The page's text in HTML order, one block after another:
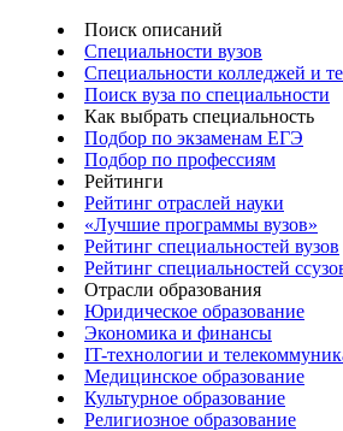
Поиск описаний
Специальности вузов
Специальности колледжей и
Поиск вуза по специальности
Как выбрать специальность
Подбор по экзаменам ЕГЭ
Подбор по профессиям
Рейтинги
Рейтинг отраслей науки
«Лучшие программы вузов»
Рейтинг специальностей вузов
Рейтинг специальностей
Отрасли образования
Юридическое образование
Экономика и финансы
IT-технологии и
Медицинское образование
Культурное образование
Религиозное образование